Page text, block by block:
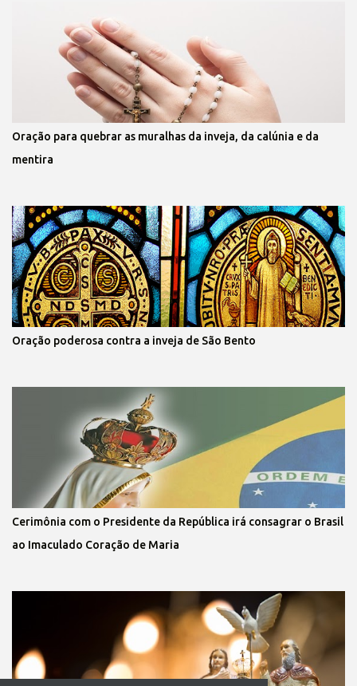
Oração para quebrar as muralhas da inveja, da calúnia e da
mentira
Oração poderosa contra a inveja de São Bento
Cerimônia com o Presidente da República irá consagrar o Brasil
ao Imaculado Coração de Maria